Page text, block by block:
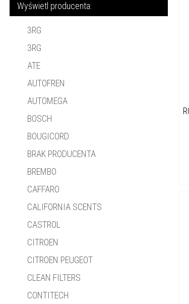
Wyświetl producenta:
3RG
3RG
ATE
AUTOFREN
AUTOMEGA
BOSCH
BOUGICORD
BRAK PRODUCENTA
BREMBO
CAFFARO
CALIFORNIA SCENTS
CASTROL
CITROEN
CITROEN PEUGEOT
CLEAN FILTERS
CONTITECH